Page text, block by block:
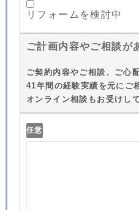
リフォームを検討中
ご計画内容やご相談が
ご契約内容やご相談、ご心
41年間の経験実績を元にご
オンライン相談もお受けし
任意